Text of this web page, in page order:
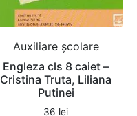
Auxiliare şcolare
Engleza cls 8 caiet –
Cristina Truta, Liliana
Putinei
36 lei